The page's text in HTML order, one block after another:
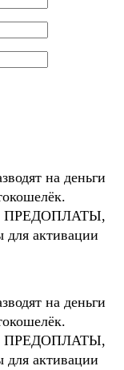
на деньги
ПРЕДОПЛАТЫ,
для активации
на деньги
ПРЕДОПЛАТЫ,
для активации